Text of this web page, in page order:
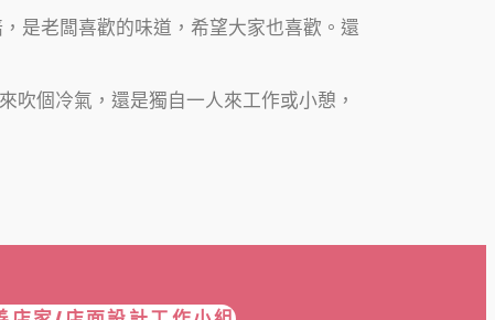
是老闆喜歡的味道，希望大家也喜歡。還
吹個冷氣，還是獨自一人來工作或小憩，